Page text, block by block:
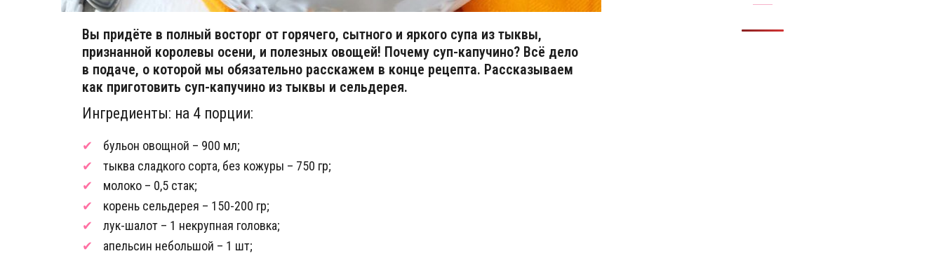
Вы придёте в полный восторг от горячего, сытного и яркого супа из тыквы,
признанной королевы осени, и полезных овощей! Почему суп-капучино? Всё дело
в подаче, о которой мы обязательно расскажем в конце рецепта. Рассказываем
как приготовить суп-капучино из тыквы и сельдерея.
Ингредиенты: на 4 порции:
бульон овощной – 900 мл;
тыква сладкого сорта, без кожуры – 750 гр;
молоко – 0,5 стак;
корень сельдерея – 150-200 гр;
лук-шалот – 1 некрупная головка;
апельсин небольшой – 1 шт;